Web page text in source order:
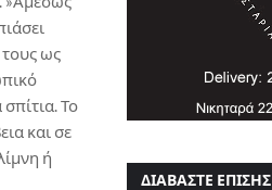
ως
Το
και σε
ή
ΔΙΑΒΑΣΤΕ ΕΠΙΣΗΣ